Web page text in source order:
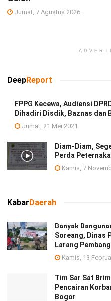
Jumat, 7 Agustus 2026
DeepReport
FPPG Kecewa, Audiensi
Dihadiri Disdik, Baznas dan
Jumat, 21 Mei 2021
Diam-Diam,
Perda
Kamis, 7
KabarDaerah
Banyak
Soreang, Dinas
Larang
Kamis, 13
Tim Sar Sat
Pencairan
Bogor